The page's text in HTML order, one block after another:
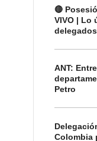
🔴
VIVO | Lo
ANT:
Petro
Colombia